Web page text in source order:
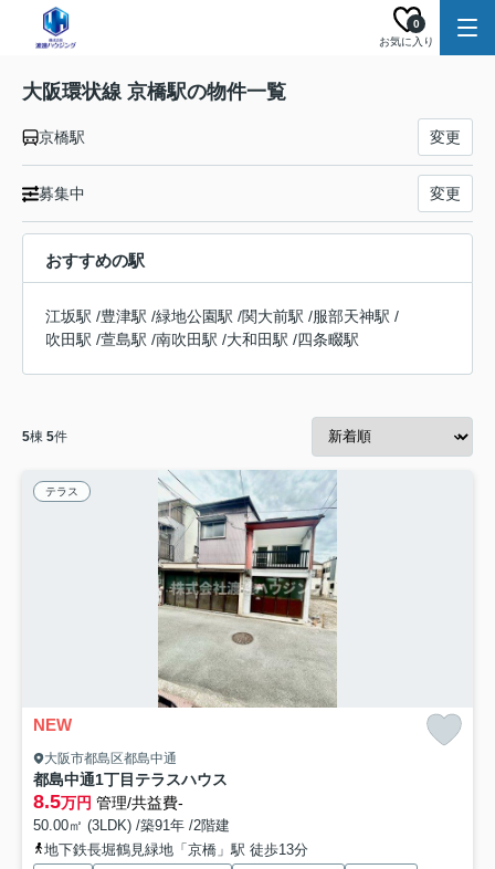
お気に入り
0
大阪環状線 京橋駅の物件一覧
京橋駅 変更
募集中 変更
おすすめの駅
江坂駅 /豊津駅 /緑地公園駅 /関大前駅 /服部天神駅 /
吹田駅 /萱島駅 /南吹田駅 /大和田駅 /四条畷駅
5棟 5件
テラス
NEW
大阪市都島区都島中通
都島中通1丁目テラスハウス
8.5万円 管理/共益費-
50.00㎡ (3LDK) /築91年 /2階建
地下鉄長堀鶴見緑地「京橋」駅 徒歩13分